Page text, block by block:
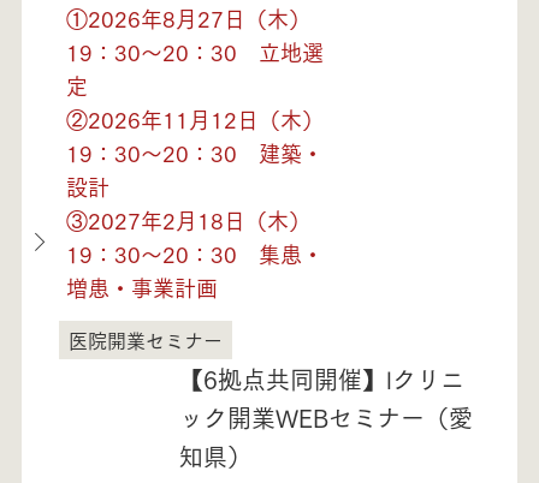
①2026年8月27日（木）
19：30～20：30 立地選
定
②2026年11月12日（木）
19：30～20：30 建築・
設計
③2027年2月18日（木）
19：30～20：30 集患・
増患・事業計画
愛知県
医院開業セミナー
【6拠点共同開催】lクリニ
ック開業WEBセミナー（愛
知県）